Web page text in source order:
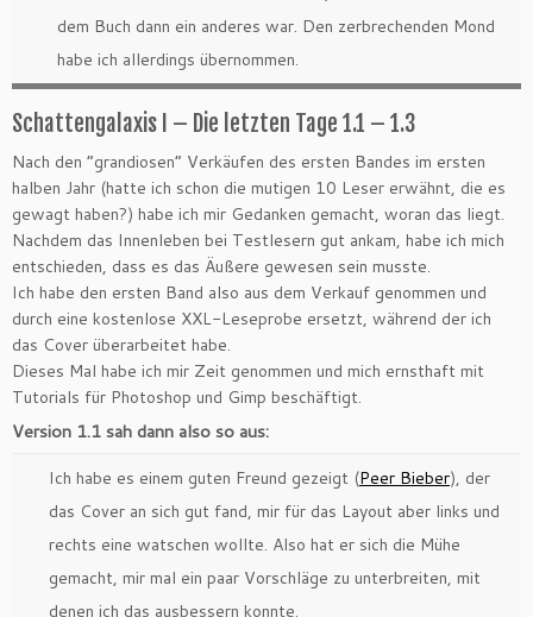
dem Buch dann ein anderes war. Den zerbrechenden Mond
habe ich allerdings übernommen.
Schattengalaxis I – Die letzten Tage 1.1 – 1.3
Nach den “grandiosen” Verkäufen des ersten Bandes im ersten
halben Jahr (hatte ich schon die mutigen 10 Leser erwähnt, die es
gewagt haben?) habe ich mir Gedanken gemacht, woran das liegt.
Nachdem das Innenleben bei Testlesern gut ankam, habe ich mich
entschieden, dass es das Äußere gewesen sein musste.
Ich habe den ersten Band also aus dem Verkauf genommen und
durch eine kostenlose XXL-Leseprobe ersetzt, während der ich
das Cover überarbeitet habe.
Dieses Mal habe ich mir Zeit genommen und mich ernsthaft mit
Tutorials für Photoshop und Gimp beschäftigt.
Version 1.1 sah dann also so aus:
Ich habe es einem guten Freund gezeigt (Peer Bieber), der
das Cover an sich gut fand, mir für das Layout aber links und
rechts eine watschen wollte. Also hat er sich die Mühe
gemacht, mir mal ein paar Vorschläge zu unterbreiten, mit
denen ich das ausbessern konnte.